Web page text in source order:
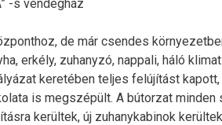
-s vendégház
de már csendes
erkély, zuhanyzó, nappali, háló
keretében teljes felújítást
is megszépült. A bútorzat minden
kerültek, új zuhanykabinok